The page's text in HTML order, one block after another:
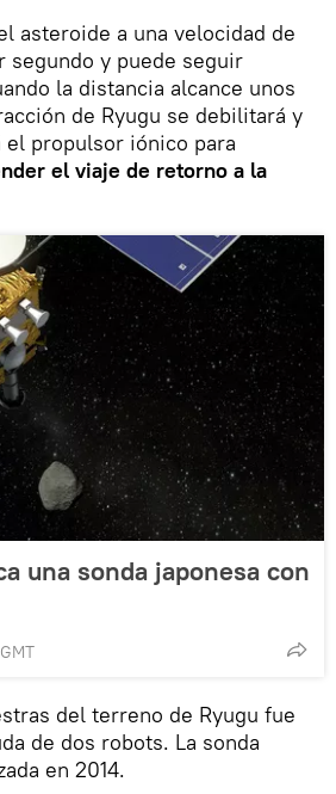
asteroide a una velocidad de
y puede seguir
la distancia alcance unos
de Ryugu se debilitará y
el propulsor iónico para
el viaje de retorno a la
una sonda japonesa con
del terreno de Ryugu fue
de dos robots. La sonda
en 2014.